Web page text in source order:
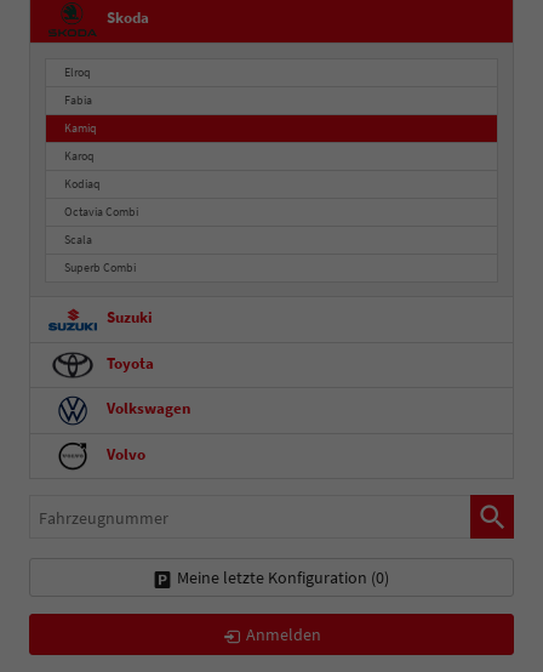
Skoda
Elroq
Fabia
Kamiq
Karoq
Kodiaq
Octavia Combi
Scala
Superb Combi
Suzuki
Toyota
Volkswagen
Volvo
Fahrzeugnummer
Meine letzte Konfiguration (0)
Anmelden